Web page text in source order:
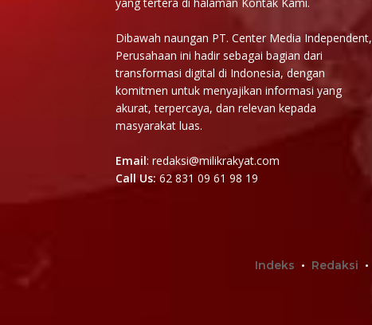
Dibawah naungan PT. Center Media Independent,
Perusahaan ini hadir sebagai bagian dari
transformasi digital di Indonesia, dengan
komitmen untuk menyajikan informasi yang
akurat, terpercaya, dan relevan kepada
masyarakat luas.
Email: redaksi@milikrakyat.com
Call Us: 62 831 09 61 98 19
Indeks Redaksi